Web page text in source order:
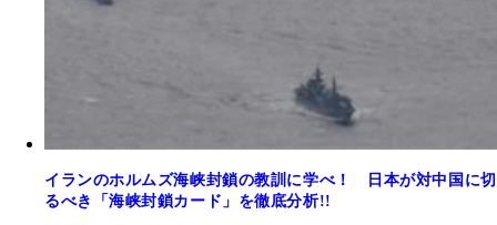
イランのホルムズ海峡封鎖の教訓に学べ！ 日本が対中国に切
るべき「海峡封鎖カード」を徹底分析!!